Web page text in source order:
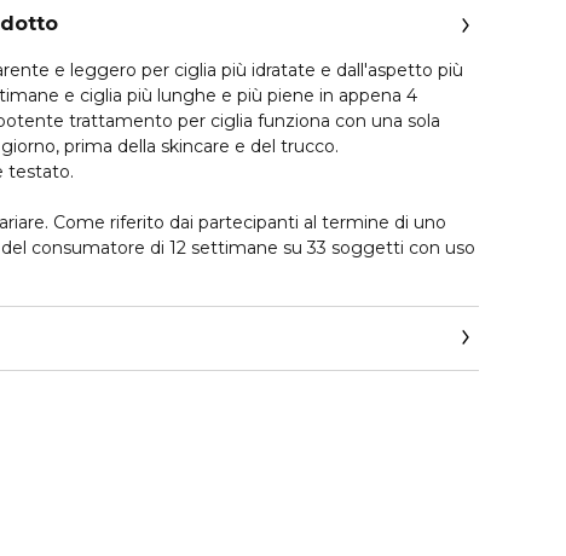
e leggero per ciglia più idratate e dall'aspetto più
e ciglia più lunghe e più piene in appena 4
trattamento per ciglia funziona con una sola
prima della skincare e del trucco.
testato.
Come riferito dai partecipanti al termine di uno
consumatore di 12 settimane su 33 soggetti con uso